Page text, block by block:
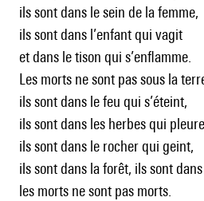
ils sont dans le sein de la femme,
ils sont dans l’enfant qui vagit
et dans le tison qui s’enflamme.
Les morts ne sont pas sous la
ils sont dans le feu qui s’éteint,
ils sont dans les herbes qui
ils sont dans le rocher qui geint,
ils sont dans la forêt, ils sont
les morts ne sont pas morts.